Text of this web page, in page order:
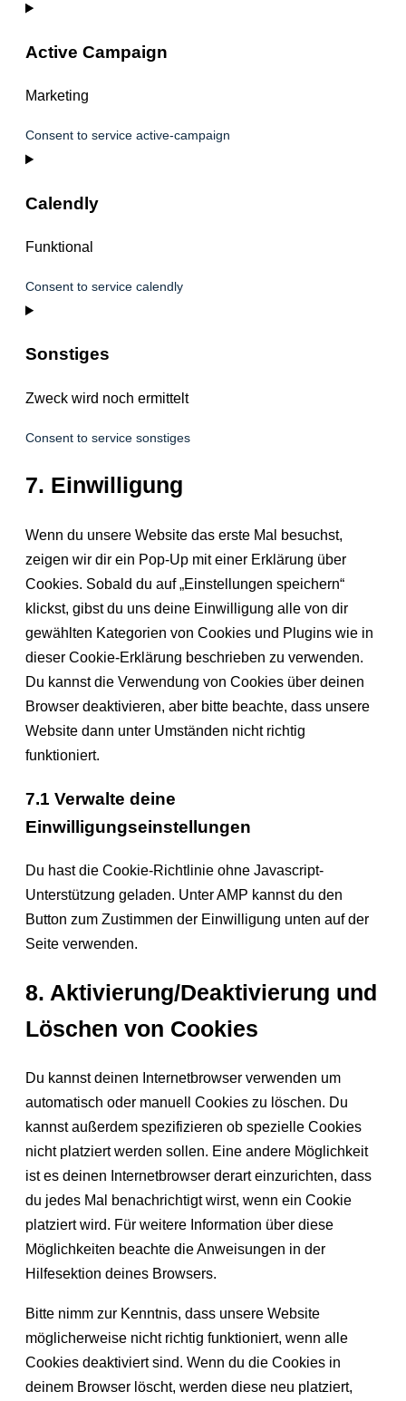
Active Campaign
Marketing
Consent to service active-campaign
Calendly
Funktional
Consent to service calendly
Sonstiges
Zweck wird noch ermittelt
Consent to service sonstiges
7. Einwilligung
Wenn du unsere Website das erste Mal besuchst,
zeigen wir dir ein Pop-Up mit einer Erklärung über
Cookies. Sobald du auf „Einstellungen speichern“
klickst, gibst du uns deine Einwilligung alle von dir
gewählten Kategorien von Cookies und Plugins wie in
dieser Cookie-Erklärung beschrieben zu verwenden.
Du kannst die Verwendung von Cookies über deinen
Browser deaktivieren, aber bitte beachte, dass unsere
Website dann unter Umständen nicht richtig
funktioniert.
7.1 Verwalte deine
Einwilligungseinstellungen
Du hast die Cookie-Richtlinie ohne Javascript-
Unterstützung geladen. Unter AMP kannst du den
Button zum Zustimmen der Einwilligung unten auf der
Seite verwenden.
8. Aktivierung/Deaktivierung und
Löschen von Cookies
Du kannst deinen Internetbrowser verwenden um
automatisch oder manuell Cookies zu löschen. Du
kannst außerdem spezifizieren ob spezielle Cookies
nicht platziert werden sollen. Eine andere Möglichkeit
ist es deinen Internetbrowser derart einzurichten, dass
du jedes Mal benachrichtigt wirst, wenn ein Cookie
platziert wird. Für weitere Information über diese
Möglichkeiten beachte die Anweisungen in der
Hilfesektion deines Browsers.
Bitte nimm zur Kenntnis, dass unsere Website
möglicherweise nicht richtig funktioniert, wenn alle
Cookies deaktiviert sind. Wenn du die Cookies in
deinem Browser löscht, werden diese neu platziert,